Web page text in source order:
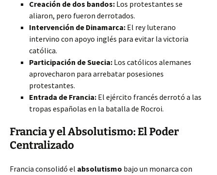
Creación de dos bandos: Los protestantes se
aliaron, pero fueron derrotados.
Intervención de Dinamarca: El rey luterano
intervino con apoyo inglés para evitar la victoria
católica.
Participación de Suecia: Los católicos alemanes
aprovecharon para arrebatar posesiones
protestantes.
Entrada de Francia: El ejército francés derrotó a las
tropas españolas en la batalla de Rocroi.
Francia y el Absolutismo: El Poder
Centralizado
Francia consolidó el absolutismo bajo un monarca con